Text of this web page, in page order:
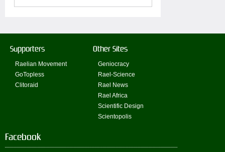
Supporters
Raelian Movement
GoTopless
Clitoraid
Other Sites
Geniocracy
Rael-Science
Rael News
Rael Africa
Scientific Design
Scientopolis
Facebook